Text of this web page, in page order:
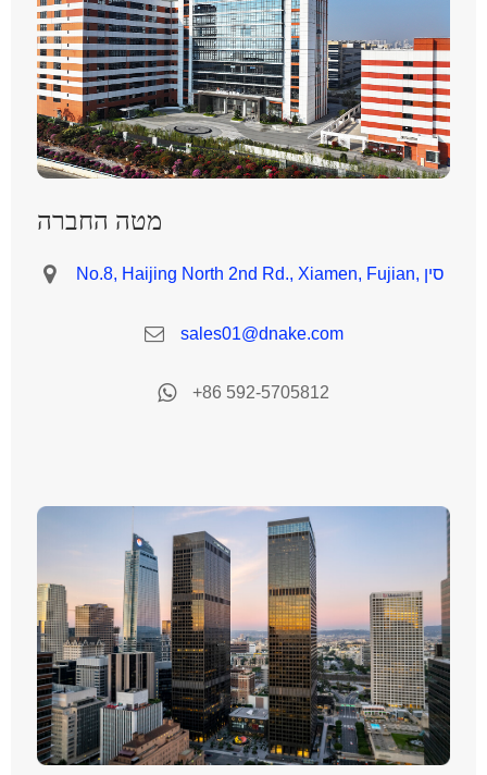
מטה החברה
No.8, Haijing North 2nd Rd., Xiamen, Fujian, סין
sales01@dnake.com
+86 592-5705812